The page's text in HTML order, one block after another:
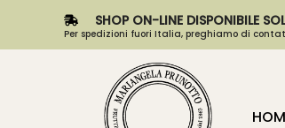
SHOP ON-LINE DISPONIBILE
Per spedizioni fuori Italia, preghiamo di